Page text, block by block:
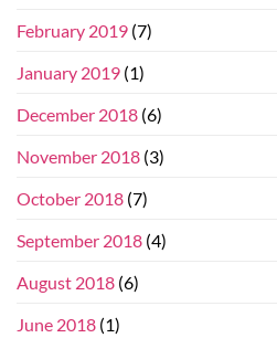
February 2019 (7)
January 2019 (1)
December 2018 (6)
November 2018 (3)
October 2018 (7)
September 2018 (4)
August 2018 (6)
June 2018 (1)